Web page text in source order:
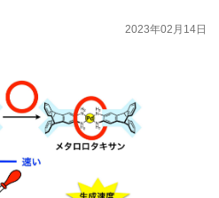
2023年02月14日